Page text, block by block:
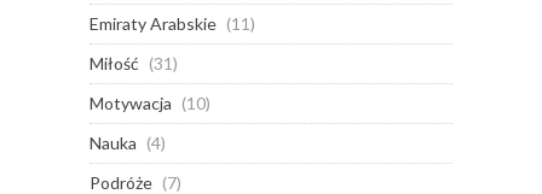
Emiraty Arabskie (11)
Miłość (31)
Motywacja (10)
Nauka (4)
Podróże (7)